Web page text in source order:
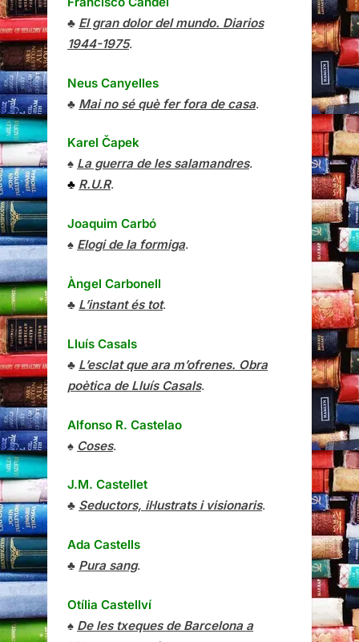
♣ El gran dolor del mundo. Diarios
1944-1975.
Neus Canyelles
♣ Mai no sé què fer fora de casa.
Karel Čapek
♠ La guerra de les salamandres.
♣ R.U.R.
Joaquim Carbó
♠ Elogi de la formiga.
Àngel Carbonell
♣ L’instant és tot.
Lluís Casals
♣ L’esclat que ara m’ofrenes. Obra
poètica de Lluís Casals.
Alfonso R. Castelao
♠ Coses.
J.M. Castellet
♣ Seductors, il·lustrats i visionaris.
Ada Castells
♣ Pura sang.
Otília Castellví
♠ De les txeques de Barcelona a